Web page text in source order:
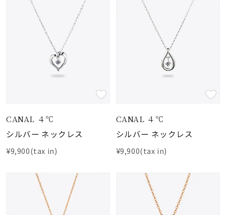
CANAL ４℃
シルバー ネックレス
¥9,900(tax in)
CANAL ４℃
シルバー ネックレス
¥9,900(tax in)